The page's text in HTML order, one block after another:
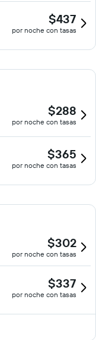
$437
por noche con tasas
$288
por noche con tasas
$365
por noche con tasas
$302
por noche con tasas
$337
por noche con tasas